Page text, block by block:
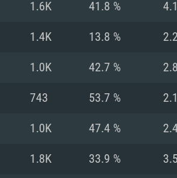
1.6K 41.8 %
1.4K 13.8 %
1.0K 42.7 %
743 53.7 %
1.0K 47.4 %
1.8K 33.9 %